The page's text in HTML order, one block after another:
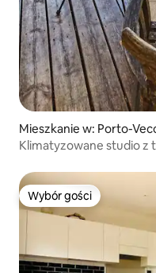
Mieszkanie w: Porto-
Klimatyzowane studio z
Wybór gości
Wybór gości